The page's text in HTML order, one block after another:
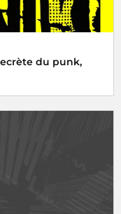
du punk,